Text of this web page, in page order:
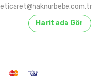
eticaret@haknurbebe.com.tr
Haritada Gör